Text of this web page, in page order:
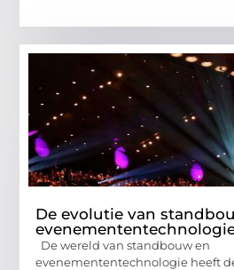
De evolutie van
De wereld van standbouw en
evenemententechnologie heeft